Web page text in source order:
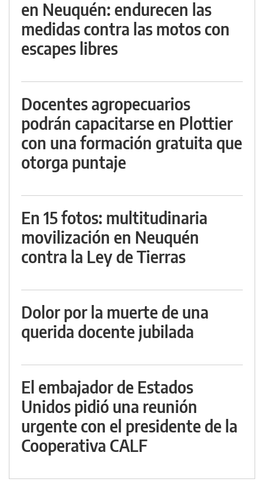
en Neuquén: endurecen las
medidas contra las motos con
escapes libres
Docentes agropecuarios
podrán capacitarse en Plottier
con una formación gratuita que
otorga puntaje
En 15 fotos: multitudinaria
movilización en Neuquén
contra la Ley de Tierras
Dolor por la muerte de una
querida docente jubilada
El embajador de Estados
Unidos pidió una reunión
urgente con el presidente de la
Cooperativa CALF